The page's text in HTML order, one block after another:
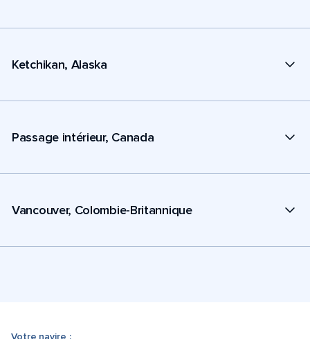
Ketchikan, Alaska
Passage intérieur, Canada
Vancouver, Colombie-Britannique
Votre navire :